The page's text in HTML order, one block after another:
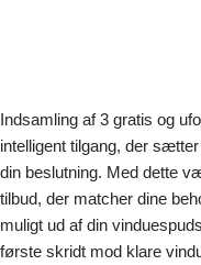
Indsamling af 3 gratis og
intelligent tilgang, der
din beslutning. Med dette
tilbud, der matcher dine
muligt ud af din
første skridt mod klare